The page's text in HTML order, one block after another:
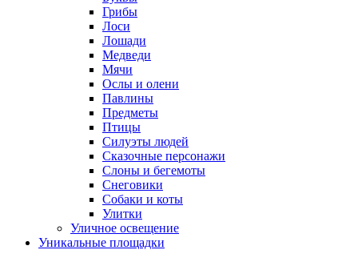
Грибы
Лоси
Лошади
Медведи
Мячи
Ослы и олени
Павлины
Предметы
Птицы
Силуэты людей
Сказочные персонажи
Слоны и бегемоты
Снеговики
Собаки и коты
Улитки
Уличное освещение
Уникальные площадки